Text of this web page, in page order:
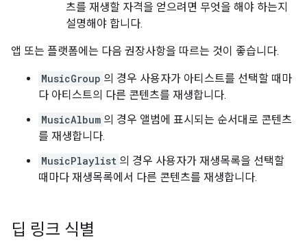
츠를 재생할 자격을 얻으려면 무엇을 해야 하는지
설명해야 합니다.
앱 또는 플랫폼에는 다음 권장사항을 따르는 것이 좋습니다.
MusicGroup 의 경우 사용자가 아티스트를 선택할 때마
다 아티스트의 다른 콘텐츠를 재생합니다.
MusicAlbum 의 경우 앨범에 표시되는 순서대로 콘텐츠
를 재생합니다.
MusicPlaylist 의 경우 사용자가 재생목록을 선택할
때마다 재생목록에서 다른 콘텐츠를 재생합니다.
딥 링크 식별